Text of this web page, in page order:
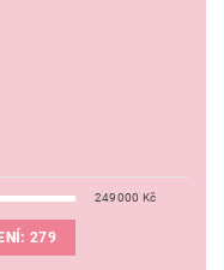
249000 Kč
279